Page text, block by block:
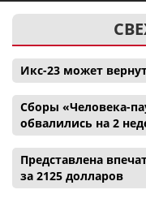
Икс-23 может
Сборы «Человека-
обвалились на 2
Представлена
за 2125 долларов